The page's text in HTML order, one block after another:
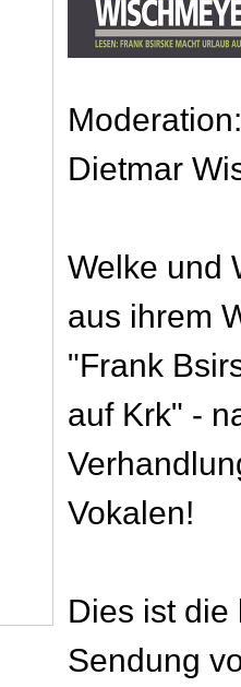
Dietmar
Welke und
aus ihrem
"Frank
auf Krk" -
Vokalen!
Dies ist die
Sendung